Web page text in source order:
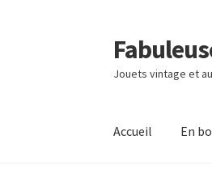
Aller
à
la
Aller
au
contenu
Jouets vintage et
Accueil En